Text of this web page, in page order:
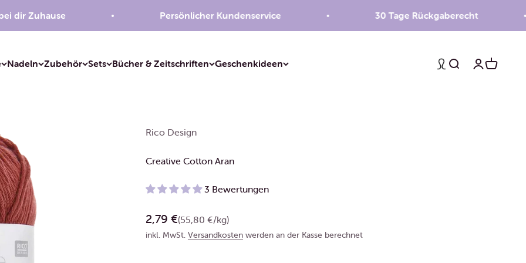
Zuhause Persönlicher Kundenservice 30 Tage Rückgaberecht
Nadeln Zubehör Sets Bücher & Zeitschriften Geschenkideen
Suche Anmelden
Rico Design
Creative Cotton Aran
3 Bewertungen
Angebot
2,79 €(55,80 €/kg)
inkl. MwSt. Versandkosten werden an der Kasse berechnet